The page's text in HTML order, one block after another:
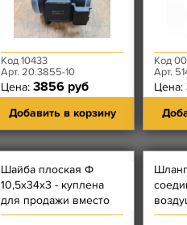
Код 10433
Арт. 20.3855-10
Цена: 3856 руб
Добавить в корзину
Код
Арт.
Цена:
Шайба плоская Ф
10,5х34х3 - куплена
для продажи вместо
коллекторной шайбы